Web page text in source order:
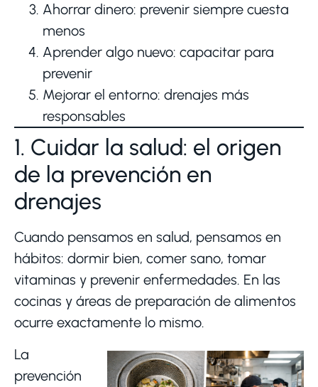
Ahorrar dinero: prevenir siempre cuesta
menos
Aprender algo nuevo: capacitar para
prevenir
Mejorar el entorno: drenajes más
responsables
1. Cuidar la salud: el origen
de la prevención en
drenajes
Cuando pensamos en salud, pensamos en
hábitos: dormir bien, comer sano, tomar
vitaminas y prevenir enfermedades. En las
cocinas y áreas de preparación de alimentos
ocurre exactamente lo mismo.
La
prevención